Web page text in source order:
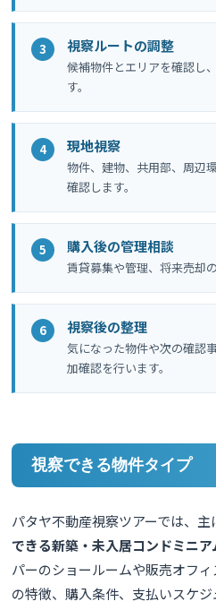
視察ルートの調整
候補物件とエリアを確認し
す。
現地視察
物件、建物、共用部、周辺
確認します。
購入後の管理相談
賃貸募集や管理、将来売却
視察後の整理
気になった物件や次の確認
加確認を行います。
視察できる物件タイプ
パタヤ不動産視察ツアーでは、主
できる新築・未入居コンドミニア
パーのショールームや販売オフ
の特徴、購入条件、支払いスケ